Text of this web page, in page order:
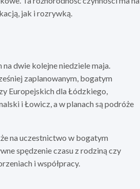
jak i rozrywką.
dwie kolejne niedziele maja.
zaplanowanym, bogatym
Europejskich dla Łódzkiego,
i Łowicz, a w planach są podróże
na uczestnictwo w bogatym
spędzenie czasu z rodziną czy
i współpracy.